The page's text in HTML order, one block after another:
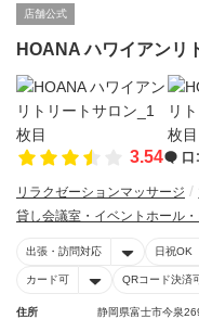
店舗公式
HOANA ハワイアンリ
3.54 口
リラクゼーションマッサージ
貸し会議室・イベントホール
出張・訪問対応 日祝OK
カード可 QRコード決済
住所
静岡県富士市今泉